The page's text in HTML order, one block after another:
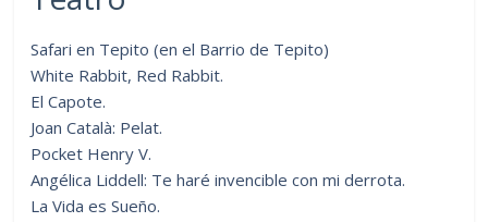
Safari en Tepito (en el Barrio de Tepito)
White Rabbit, Red Rabbit.
El Capote.
Joan Català: Pelat.
Pocket Henry V.
Angélica Liddell: Te haré invencible con mi derrota.
La Vida es Sueño.